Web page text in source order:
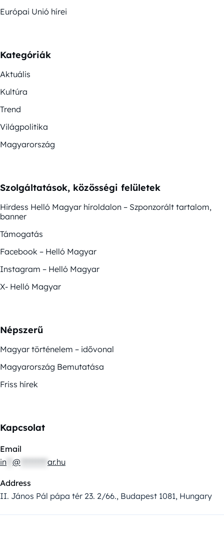
Európai Unió hírei
Kategóriák
Aktuális
Kultúra
Trend
Világpolitika
Magyarország
Szolgáltatások, közösségi felületek
Hirdess Helló Magyar híroldalon – Szponzorált tartalom,
banner
Támogatás
Facebook – Helló Magyar
Instagram – Helló Magyar
X- Helló Magyar
Népszerű
Magyar történelem – idővonal
Magyarország Bemutatása
Friss hírek
Kapcsolat
Email
in @ ar.hu
Address
II. János Pál pápa tér 23. 2/66., Budapest 1081, Hungary